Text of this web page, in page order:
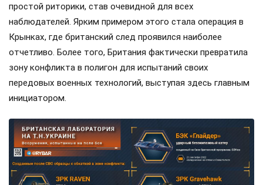
простой риторики, став очевидной для всех
наблюдателей. Ярким примером этого стала операция в
Крынках, где британский след проявился наиболее
отчетливо. Более того, Британия фактически превратила
зону конфликта в полигон для испытаний своих
передовых военных технологий, выступая здесь главным
инициатором.